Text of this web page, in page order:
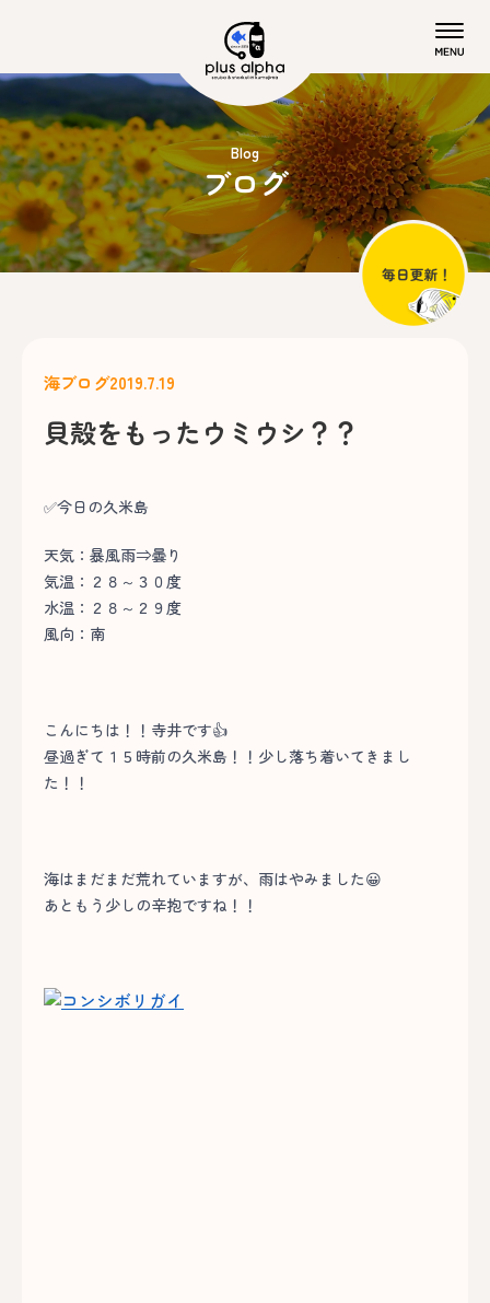
Blog
ブログ
海ブログ2019.7.19
貝殻をもったウミウシ？？
✅今日の久米島
天気：暴風雨⇒曇り
気温：２８～３０度
水温：２８～２９度
風向：南
こんにちは！！寺井です👍
昼過ぎて１５時前の久米島！！少し落ち着いてきまし
た！！
海はまだまだ荒れていますが、雨はやみました😀
あともう少しの辛抱ですね！！